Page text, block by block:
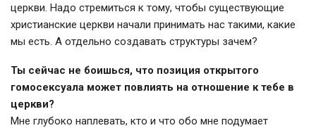
церкви. Надо стремиться к тому, чтобы существующие
христианские церкви начали принимать нас такими, какие
мы есть. А отдельно создавать структуры зачем?
Ты сейчас не боишься, что позиция открытого
гомосексуала может повлиять на отношение к тебе в
церкви?
Мне глубоко наплевать, кто и что обо мне подумает